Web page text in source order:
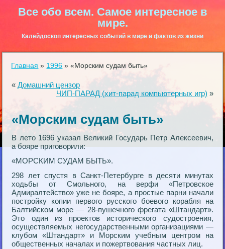
Все обо всем. Самое интересное в
мире.
Калейдоскоп интересных событий в мире и фактов из жизни
Главная » 1996 »«Морским судам быть»
«Домашний цензор
ЧИП-ПАРАД (хит-парад компьютерных игр) »
«Морским судам быть»
В лето 1696 указал Великий Государь Петр Алексеевич,
а бояре приговорили:
«МОРСКИМ СУДАМ БЫТЬ».
298 лет спустя в Санкт-Петербурге в десяти минутах
ходьбы от Смольного, на верфи «Петровское
Адмиралтейство» уже не бояре, а простые парни начали
постройку копии первого русского боевого корабля на
Балтийском море — 28-пушечного фрегата «Штандарт».
Это один из проектов исторического судостроения,
осуществляемых негосударственными организациями —
клубом «Штандарт» и Морским учебным центром на
общественных началах и пожертвования частных лиц.